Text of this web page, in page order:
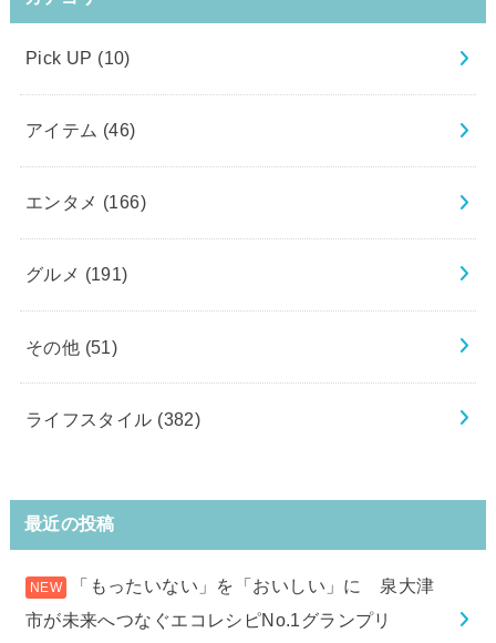
Pick UP (10)
アイテム (46)
エンタメ (166)
グルメ (191)
その他 (51)
ライフスタイル (382)
最近の投稿
「もったいない」を「おいしい」に 泉大津
市が未来へつなぐエコレシピNo.1グランプリ